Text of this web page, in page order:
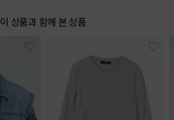
이 상품과 함께 본 상품